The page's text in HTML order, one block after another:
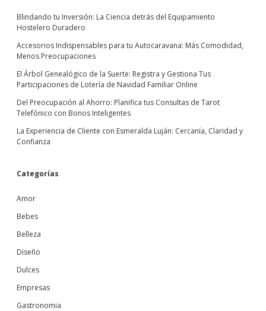
Blindando tu Inversión: La Ciencia detrás del Equipamiento
Hostelero Duradero
Accesorios Indispensables para tu Autocaravana: Más Comodidad,
Menos Preocupaciones
El Árbol Genealógico de la Suerte: Registra y Gestiona Tus
Participaciones de Lotería de Navidad Familiar Online
Del Preocupación al Ahorro: Planifica tus Consultas de Tarot
Telefónico con Bonos Inteligentes
La Experiencia de Cliente con Esmeralda Luján: Cercanía, Claridad y
Confianza
Categorías
Amor
Bebes
Belleza
Diseño
Dulces
Empresas
Gastronomia